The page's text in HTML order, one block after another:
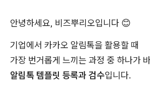
안녕하세요, 비즈뿌리오입니다 😊
기업에서 카카오 알림톡을 활용할 때
가장 번거롭게 느끼는 과정 중 하나가
알림톡 템플릿 등록과 검수입니다.